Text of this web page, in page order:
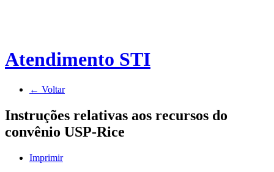
Atendimento STI
← Voltar
Instruções relativas aos recursos do
convênio USP-Rice
Imprimir